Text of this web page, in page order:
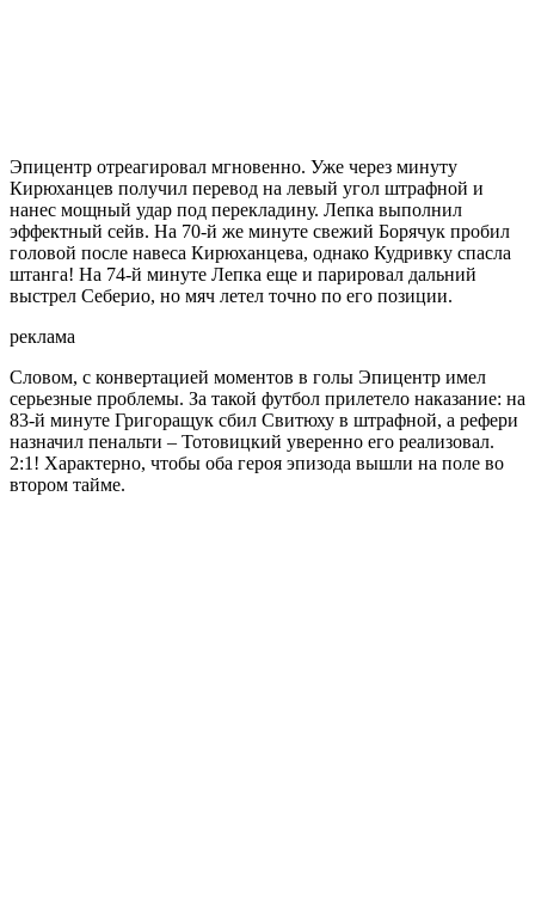
Эпицентр отреагировал мгновенно. Уже через минуту
Кирюханцев получил перевод на левый угол штрафной и
нанес мощный удар под перекладину. Лепка выполнил
эффектный сейв. На 70-й же минуте свежий Борячук пробил
головой после навеса Кирюханцева, однако Кудривку спасла
штанга! На 74-й минуте Лепка еще и парировал дальний
выстрел Себерио, но мяч летел точно по его позиции.
реклама
Словом, с конвертацией моментов в голы Эпицентр имел
серьезные проблемы. За такой футбол прилетело наказание: на
83-й минуте Григоращук сбил Свитюху в штрафной, а рефери
назначил пенальти – Тотовицкий уверенно его реализовал.
2:1! Характерно, чтобы оба героя эпизода вышли на поле во
втором тайме.